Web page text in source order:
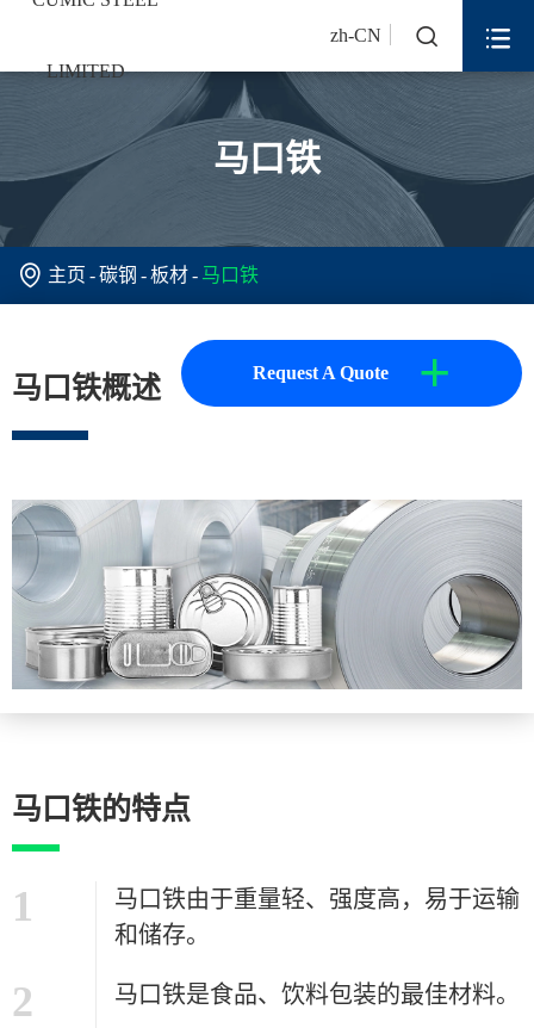
zh-CN  
马口铁
 主页 碳钢 板材 马口铁
马口铁概述 Request A Quote +
马口铁的特点
1
马口铁由于重量轻、强度高，易于运输
和储存。
2 马口铁是食品、饮料包装的最佳材料。